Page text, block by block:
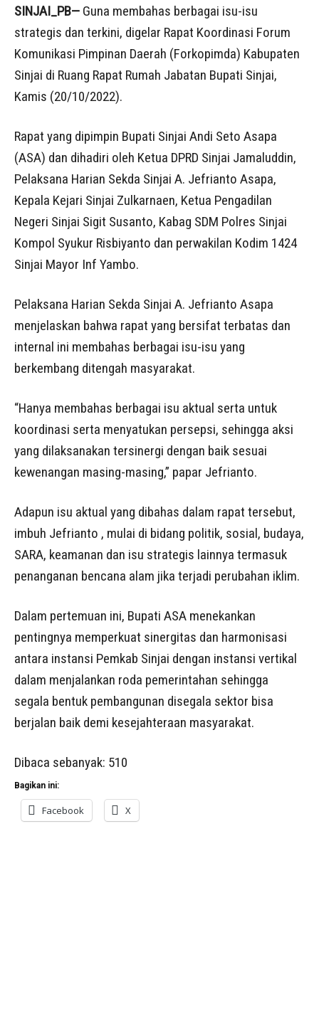
SINJAI_PB— Guna membahas berbagai isu-isu
strategis dan terkini, digelar Rapat Koordinasi Forum
Komunikasi Pimpinan Daerah (Forkopimda) Kabupaten
Sinjai di Ruang Rapat Rumah Jabatan Bupati Sinjai,
Kamis (20/10/2022).
Rapat yang dipimpin Bupati Sinjai Andi Seto Asapa
(ASA) dan dihadiri oleh Ketua DPRD Sinjai Jamaluddin,
Pelaksana Harian Sekda Sinjai A. Jefrianto Asapa,
Kepala Kejari Sinjai Zulkarnaen, Ketua Pengadilan
Negeri Sinjai Sigit Susanto, Kabag SDM Polres Sinjai
Kompol Syukur Risbiyanto dan perwakilan Kodim 1424
Sinjai Mayor Inf Yambo.
Pelaksana Harian Sekda Sinjai A. Jefrianto Asapa
menjelaskan bahwa rapat yang bersifat terbatas dan
internal ini membahas berbagai isu-isu yang
berkembang ditengah masyarakat.
“Hanya membahas berbagai isu aktual serta untuk
koordinasi serta menyatukan persepsi, sehingga aksi
yang dilaksanakan tersinergi dengan baik sesuai
kewenangan masing-masing,” papar Jefrianto.
Adapun isu aktual yang dibahas dalam rapat tersebut,
imbuh Jefrianto , mulai di bidang politik, sosial, budaya,
SARA, keamanan dan isu strategis lainnya termasuk
penanganan bencana alam jika terjadi perubahan iklim.
Dalam pertemuan ini, Bupati ASA menekankan
pentingnya memperkuat sinergitas dan harmonisasi
antara instansi Pemkab Sinjai dengan instansi vertikal
dalam menjalankan roda pemerintahan sehingga
segala bentuk pembangunan disegala sektor bisa
berjalan baik demi kesejahteraan masyarakat.
Dibaca sebanyak: 510
Bagikan ini:
Facebook X